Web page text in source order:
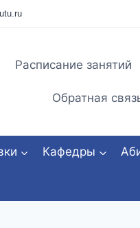
Расписание занятий
Обратная
Кафедры